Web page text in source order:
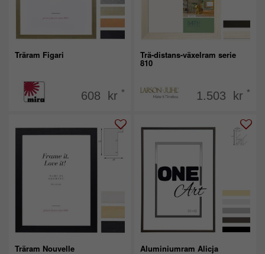
Träram Figari
608 kr *
Trä-distans-växelram serie
810
1.503 kr *
Träram Nouvelle Aluminiumram Alicja